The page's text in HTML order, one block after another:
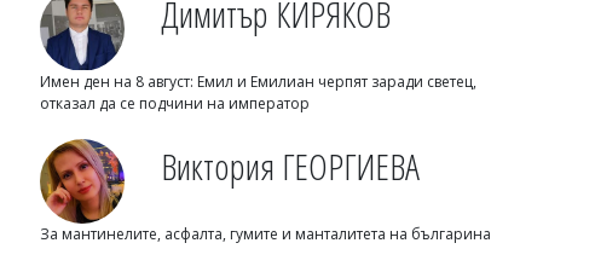
Димитър КИРЯКОВ
Имен ден на 8 август: Емил и Емилиан черпят заради светец,
отказал да се подчини на император
Виктория ГЕОРГИЕВА
За мантинелите, асфалта, гумите и манталитета на българина